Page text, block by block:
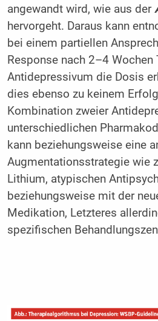
angewandt wird, wie aus der
hervorgeht. Daraus kann
bei einem partiellen
Response nach 2–4
Antidepressivum die Dosis
dies ebenso zu keinem
Kombination zweier
unterschiedlichen
kann beziehungsweise eine
Augmentationsstrategie wie
Lithium, atypischen
beziehungsweise mit der
Medikation, Letzteres
spezifischen